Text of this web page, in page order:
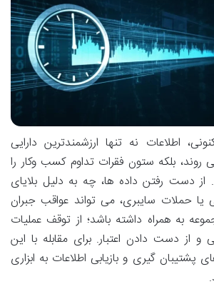
اطلاعات نه تنها ارزشمندترین دارایی
روند، بلکه ستون فقرات تداوم کسب وکار را
دست رفتن داده ها، چه به دلیل بلایای
یا حملات سایبری، می تواند عواقب جبران
به همراه داشته باشد؛ از توقف عملیات
و از دست دادن اعتبار. برای مقابله با این
پشتیبان گیری و بازیابی اطلاعات به ابزاری